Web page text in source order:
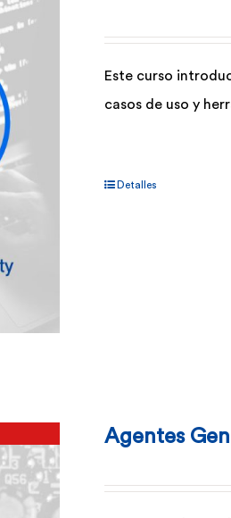
Este curso
casos de uso y
Detalles
Agentes